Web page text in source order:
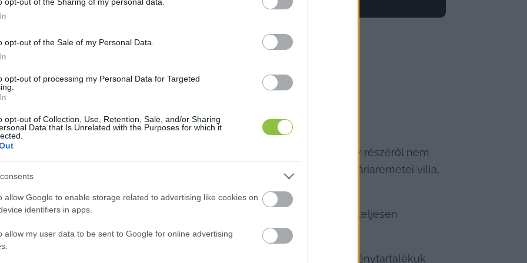
opt-out of the Sale of my Personal Data.
opt-out of processing my Personal Data for Targeted
opt-out of Collection, Use, Retention, Sale, and/or Sharing
Data that Is Unrelated with the Purposes for which it
allow Google to enable storage related to advertising like cookies on
identifiers in apps.
allow my user data to be sent to Google for online advertising
értesítés nélkül, de sem az alakuló, sem a leköszönő kormány részéről nem
kérdezték, úgy tűnik, az amerikai ingatlanok, a lebegő tihanyi és a máriaremetei villa,
marad tervei szerint.
közbeszerzéseken nyert szerződések alapján dolgoznak, amelyek „teljesen
becslések szerint 80 milliárd forintot érnek, 30 milliárdos eredménytartalékuk